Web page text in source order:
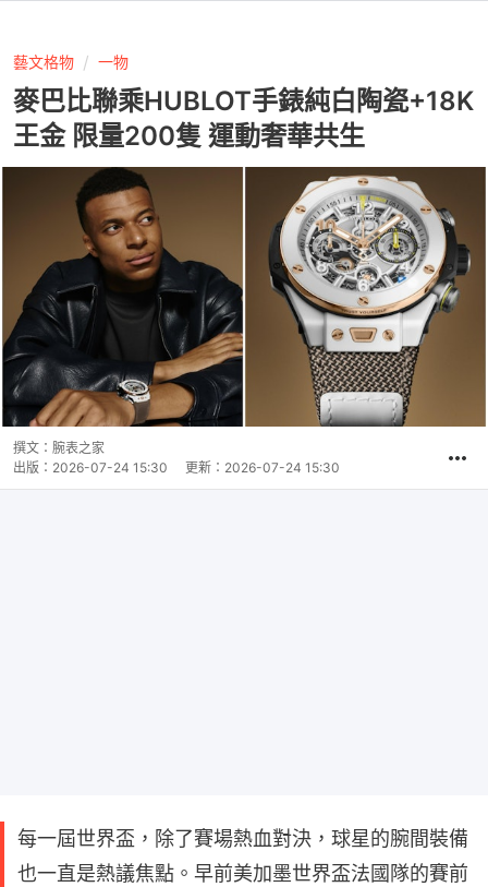
藝文格物 一物
麥巴比聯乘HUBLOT手錶純白陶瓷+18K
王金 限量200隻 運動奢華共生
撰文： 腕表之家
出版： 2026-07-24 15:30 更新： 2026-07-24 15:30
每一屆世界盃，除了賽場熱血對決，球星的腕間裝備
也一直是熱議焦點。早前美加墨世界盃法國隊的賽前